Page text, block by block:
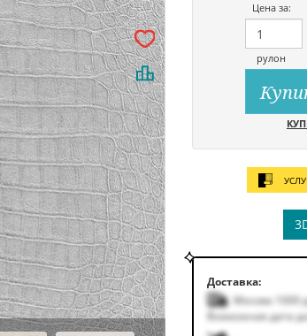
Цена за:
рулон
Доставка:
Москва 1000
Возможная дата